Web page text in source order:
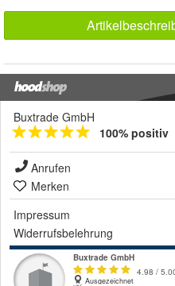
Buxtrade GmbH
100% positiv
Anrufen
Merken
Impressum
Widerrufsbelehrung